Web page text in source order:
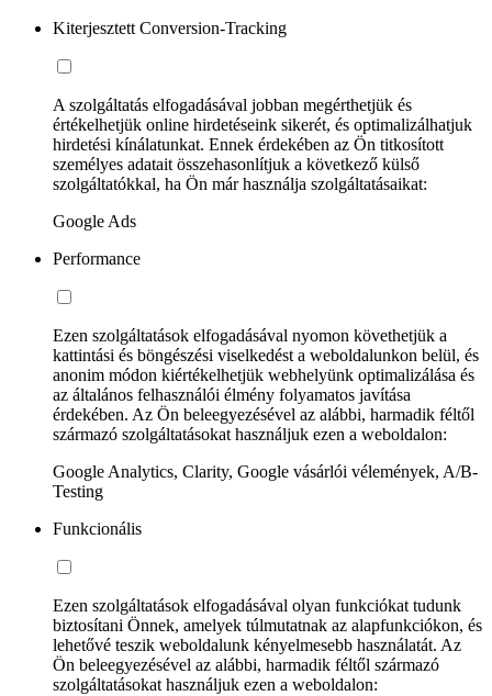
Kiterjesztett Conversion-Tracking
A szolgáltatás elfogadásával jobban megérthetjük és
értékelhetjük online hirdetéseink sikerét, és optimalizálhatjuk
hirdetési kínálatunkat. Ennek érdekében az Ön titkosított
személyes adatait összehasonlítjuk a következő külső
szolgáltatókkal, ha Ön már használja szolgáltatásaikat:
Google Ads
Performance
Ezen szolgáltatások elfogadásával nyomon követhetjük a
kattintási és böngészési viselkedést a weboldalunkon belül, és
anonim módon kiértékelhetjük webhelyünk optimalizálása és
az általános felhasználói élmény folyamatos javítása
érdekében. Az Ön beleegyezésével az alábbi, harmadik féltől
származó szolgáltatásokat használjuk ezen a weboldalon:
Google Analytics, Clarity, Google vásárlói vélemények, A/B-
Testing
Funkcionális
Ezen szolgáltatások elfogadásával olyan funkciókat tudunk
biztosítani Önnek, amelyek túlmutatnak az alapfunkciókon, és
lehetővé teszik weboldalunk kényelmesebb használatát. Az
Ön beleegyezésével az alábbi, harmadik féltől származó
szolgáltatásokat használjuk ezen a weboldalon: